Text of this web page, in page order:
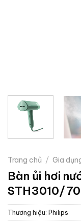
Trang chủ / Gia
Bàn ủi hơi
STH3010/70
Thương hiệu: Philips